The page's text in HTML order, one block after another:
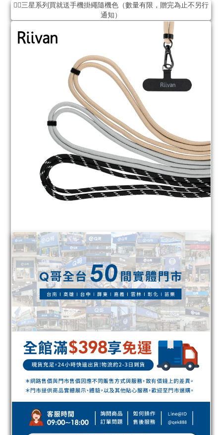
❤️‍🔥三星系列買就送手機掛繩隨機色（數量有限，贈完為止不另行
通知）